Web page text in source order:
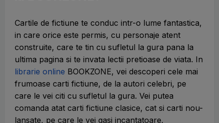
Cartile de fictiune te conduc intr-o lume fantastica,
in care orice este permis, cu personaje atent
construite, care te tin cu sufletul la gura pana la
ultima pagina si te invata lectii pretioase de viata. In
librarie online BOOKZONE, vei descoperi cele mai
frumoase carti fictiune, de la autori celebri, pe
care le vei citi cu sufletul la gura. Vei putea
comanda atat carti fictiune clasice, cat si carti nou-
lansate, pe care le vei gasi incantatoare.